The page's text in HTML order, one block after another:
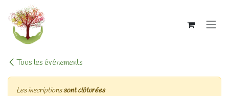
Se rendre au contenu
Tous les événements
Les inscriptionssont clôturées